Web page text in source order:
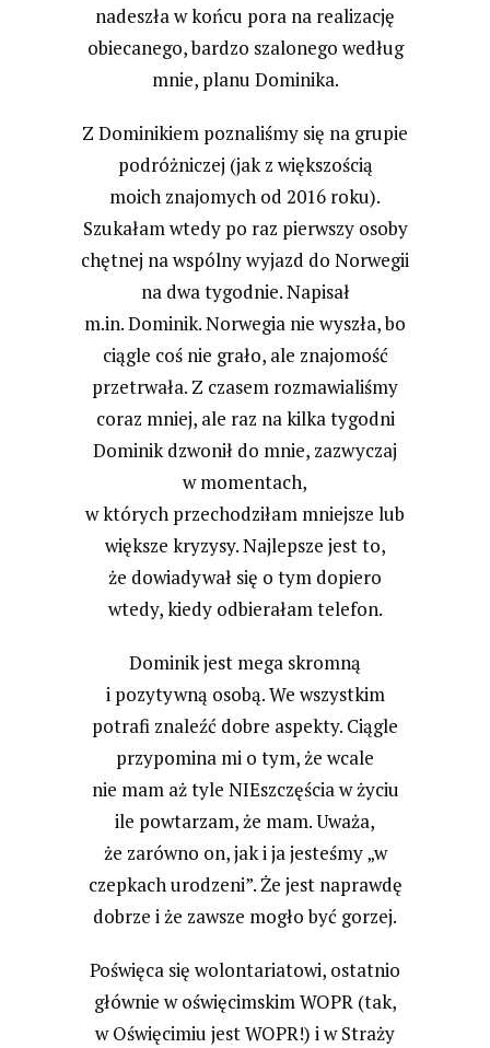
nadeszła w końcu pora na realizację
obiecanego, bardzo szalonego według
mnie, planu Dominika.
Z Dominikiem poznaliśmy się na grupie
podróżniczej (jak z większością
moich znajomych od 2016 roku).
Szukałam wtedy po raz pierwszy osoby
chętnej na wspólny wyjazd do Norwegii
na dwa tygodnie. Napisał
m.in. Dominik. Norwegia nie wyszła, bo
ciągle coś nie grało, ale znajomość
przetrwała. Z czasem rozmawialiśmy
coraz mniej, ale raz na kilka tygodni
Dominik dzwonił do mnie, zazwyczaj
w momentach,
w których przechodziłam mniejsze lub
większe kryzysy. Najlepsze jest to,
że dowiadywał się o tym dopiero
wtedy, kiedy odbierałam telefon.
Dominik jest mega skromną
i pozytywną osobą. We wszystkim
potrafi znaleźć dobre aspekty. Ciągle
przypomina mi o tym, że wcale
nie mam aż tyle NIEszczęścia w życiu
ile powtarzam, że mam. Uważa,
że zarówno on, jak i ja jesteśmy „w
czepkach urodzeni”. Że jest naprawdę
dobrze i że zawsze mogło być gorzej.
Poświęca się wolontariatowi, ostatnio
głównie w oświęcimskim WOPR (tak,
w Oświęcimiu jest WOPR!) i w Straży